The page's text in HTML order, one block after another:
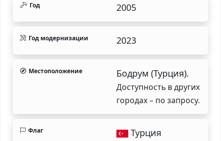
Год 2005
Год модернизации 2023
Местоположение Бодрум (Турция).
Доступность в других
городах – по запросу.
Флаг Турция